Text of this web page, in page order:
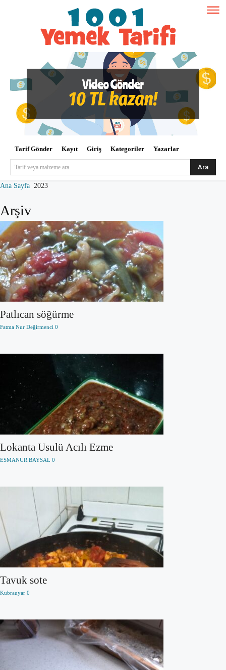
Tarif Gönder Kayıt Giriş Kategoriler Yazarlar
Tarif veya malzeme ara Ara
Ana Sayfa 2023
Arşiv
Patlıcan söğürme
Fatma Nur Değirmenci 0
Lokanta Usulü Acılı Ezme
ESMANUR BAYSAL 0
Tavuk sote
Kubrauyar 0